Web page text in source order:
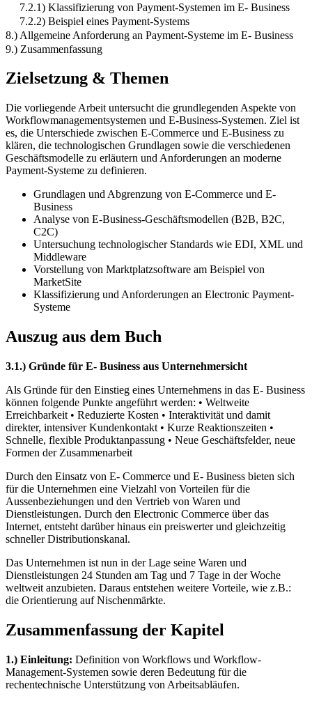
7.2.1) Klassifizierung von Payment-Systemen im E- Business
7.2.2) Beispiel eines Payment-Systems
8.) Allgemeine Anforderung an Payment-Systeme im E- Business
9.) Zusammenfassung
Zielsetzung & Themen
Die vorliegende Arbeit untersucht die grundlegenden Aspekte von
Workflowmanagementsystemen und E-Business-Systemen. Ziel ist
es, die Unterschiede zwischen E-Commerce und E-Business zu
klären, die technologischen Grundlagen sowie die verschiedenen
Geschäftsmodelle zu erläutern und Anforderungen an moderne
Payment-Systeme zu definieren.
Grundlagen und Abgrenzung von E-Commerce und E-
Business
Analyse von E-Business-Geschäftsmodellen (B2B, B2C,
C2C)
Untersuchung technologischer Standards wie EDI, XML und
Middleware
Vorstellung von Marktplatzsoftware am Beispiel von
MarketSite
Klassifizierung und Anforderungen an Electronic Payment-
Systeme
Auszug aus dem Buch
3.1.) Gründe für E- Business aus Unternehmersicht
Als Gründe für den Einstieg eines Unternehmens in das E- Business
können folgende Punkte angeführt werden: • Weltweite
Erreichbarkeit • Reduzierte Kosten • Interaktivität und damit
direkter, intensiver Kundenkontakt • Kurze Reaktionszeiten •
Schnelle, flexible Produktanpassung • Neue Geschäftsfelder, neue
Formen der Zusammenarbeit
Durch den Einsatz von E- Commerce und E- Business bieten sich
für die Unternehmen eine Vielzahl von Vorteilen für die
Aussenbeziehungen und den Vertrieb von Waren und
Dienstleistungen. Durch den Electronic Commerce über das
Internet, entsteht darüber hinaus ein preiswerter und gleichzeitig
schneller Distributionskanal.
Das Unternehmen ist nun in der Lage seine Waren und
Dienstleistungen 24 Stunden am Tag und 7 Tage in der Woche
weltweit anzubieten. Daraus entstehen weitere Vorteile, wie z.B.:
die Orientierung auf Nischenmärkte.
Zusammenfassung der Kapitel
1.) Einleitung: Definition von Workflows und Workflow-
Management-Systemen sowie deren Bedeutung für die
rechentechnische Unterstützung von Arbeitsabläufen.